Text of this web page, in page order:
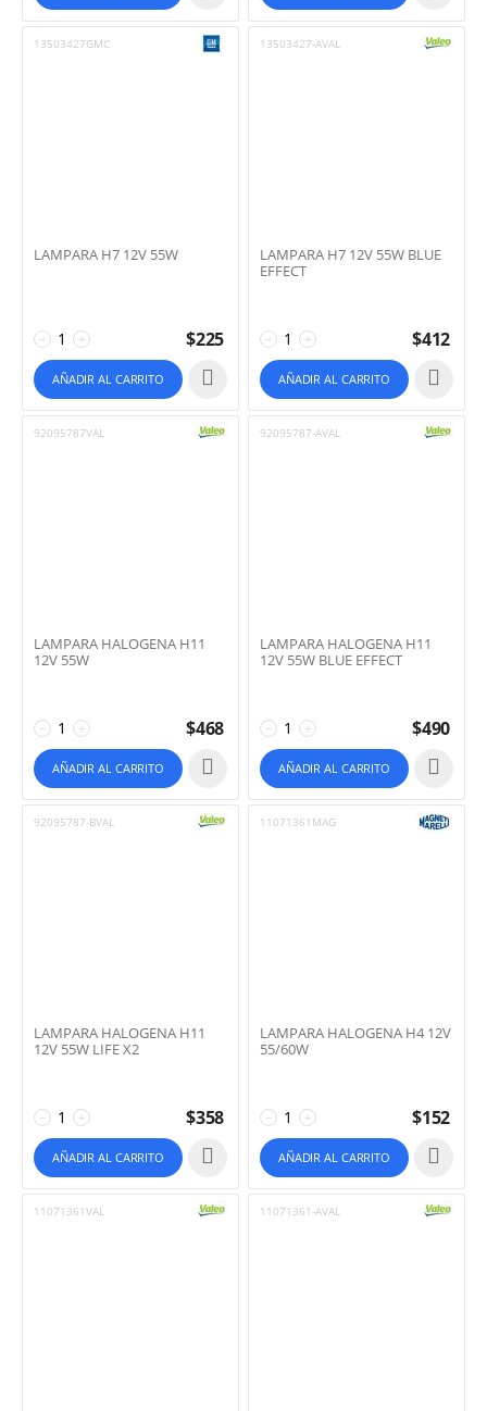
13503427GMC
LAMPARA H7 12V 55W
+
− $225
AÑADIR AL CARRITO
13503427-AVAL
LAMPARA H7 12V 55W BLUE
EFFECT
+
− $412
AÑADIR AL CARRITO
92095787VAL
LAMPARA HALOGENA H11
12V 55W
+
− $468
AÑADIR AL CARRITO
92095787-AVAL
LAMPARA HALOGENA H11
12V 55W BLUE EFFECT
+
− $490
AÑADIR AL CARRITO
92095787-BVAL
LAMPARA HALOGENA H11
12V 55W LIFE X2
+
− $358
AÑADIR AL CARRITO
11071361MAG
LAMPARA HALOGENA H4 12V
55/60W
+
− $152
AÑADIR AL CARRITO
11071361VAL 11071361-AVAL